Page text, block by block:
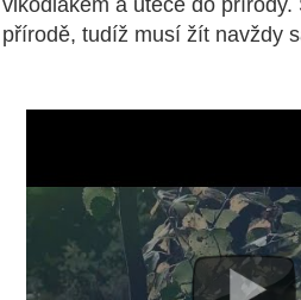
vlkodlakem a uteče do přírody.
přírodě, tudíž musí žít navždy